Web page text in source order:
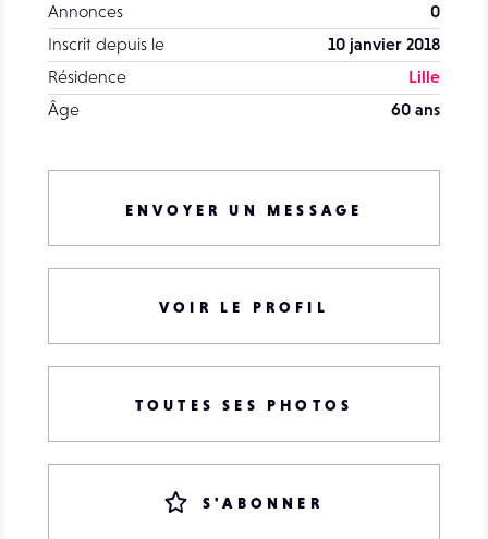
Annonces
0
Inscrit depuis le
10 janvier 2018
Résidence
Lille
Âge
60 ans
ENVOYER UN MESSAGE
VOIR LE PROFIL
TOUTES SES PHOTOS
S'ABONNER